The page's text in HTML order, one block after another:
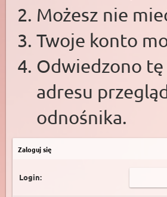
Możesz nie
Twoje konto
Odwiedzono
adresu
odnośnika.
Zaloguj się
Login: